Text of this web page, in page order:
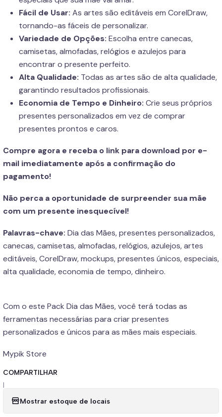
Fácil de Usar: As artes são editáveis em CorelDraw,
tornando-as fáceis de personalizar.
Variedade de Opções: Escolha entre canecas,
camisetas, almofadas, relógios e azulejos para
encontrar o presente perfeito.
Alta Qualidade: Todas as artes são de alta qualidade,
garantindo resultados profissionais.
Economia de Tempo e Dinheiro: Crie seus próprios
presentes personalizados em vez de comprar
presentes prontos e caros.
Compre agora e receba o link para download por e-
mail imediatamente após a confirmação do
pagamento!
Não perca a oportunidade de surpreender sua mãe
com um presente inesquecível!
Palavras-chave: Dia das Mães, presentes personalizados,
canecas, camisetas, almofadas, relógios, azulejos, artes
editáveis, CorelDraw, mockups, presentes únicos, especiais,
alta qualidade, economia de tempo, dinheiro.
Com o este Pack Dia das Mães, você terá todas as
ferramentas necessárias para criar presentes
personalizados e únicos para as mães mais especiais.
Mypik Store
COMPARTILHAR
|
Mostrar estoque de locais